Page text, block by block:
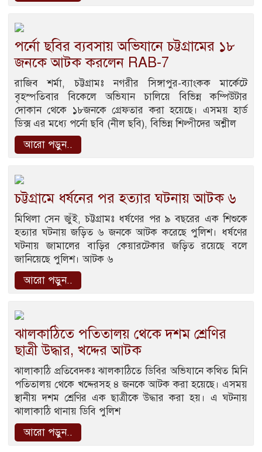
পর্নো ছবির ব্যবসায় অভিযানে চট্টগ্রামের ১৮
জনকে আটক করলেন RAB-7
রাজিব শর্মা, চট্টগ্রামঃ নগরীর সিঙ্গাপুর-ব্যাংকক মার্কেটে
বৃহস্পতিবার বিকেলে অভিযান চালিয়ে বিভিন্ন কম্পিউটার
দোকান থেকে ১৮জনকে গ্রেফতার করা হয়েছে। এসময় হার্ড
ডিক্স এর মধ্যে পর্নো ছবি (নীল ছবি), বিভিন্ন শিল্পীদের অশ্লীল
আরো পড়ুন..
চট্টগ্রামে ধর্ষনের পর হত্যার ঘটনায় আটক ৬
মিথিলা সেন জুঁই, চট্টগ্রামঃ ধর্ষণের পর ৯ বছরের এক শিশুকে
হত্যার ঘটনায় জড়িত ৬ জনকে আটক করেছে পুলিশ। ধর্ষণের
ঘটনায় জামালের বাড়ির কেয়ারটেকার জড়িত রয়েছে বলে
জানিয়েছে পুলিশ। আটক ৬
আরো পড়ুন..
ঝালকাঠিতে পতিতালয় থেকে দশম শ্রেণির
ছাত্রী উদ্ধার, খদ্দের আটক
ঝালাকাঠি প্রতিবেদকঃ ঝালকাঠিতে ডিবির অভিযানে কথিত মিনি
পতিতালয় থেকে খদ্দেরসহ ৪ জনকে আটক করা হয়েছে। এসময়
স্থানীয় দশম শ্রেণির এক ছাত্রীকে উদ্ধার করা হয়। এ ঘটনায়
ঝালাকাঠি থানায় ডিবি পুলিশ
আরো পড়ুন..